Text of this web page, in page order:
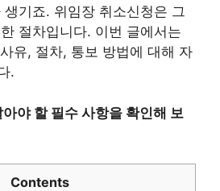
기죠. 위임장 취소신청은 그
절차입니다. 이번 글에서는
유, 절차, 통보 방법에 대해 자
.
야 할 필수 사항을 확인해 보
Contents